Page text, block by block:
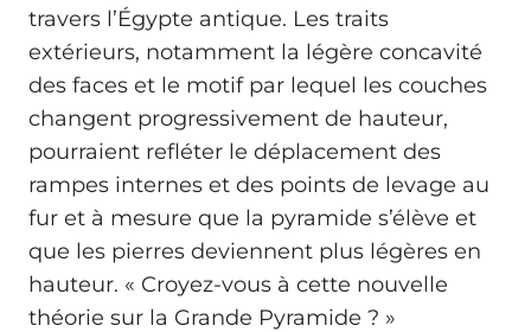
travers l’Égypte antique. Les traits
extérieurs, notamment la légère concavité
des faces et le motif par lequel les couches
changent progressivement de hauteur,
pourraient refléter le déplacement des
rampes internes et des points de levage au
fur et à mesure que la pyramide s’élève et
que les pierres deviennent plus légères en
hauteur. « Croyez-vous à cette nouvelle
théorie sur la Grande Pyramide ? »